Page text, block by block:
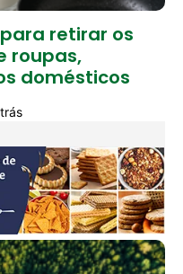
retirar os
roupas,
domésticos